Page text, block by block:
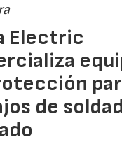
Electric
de